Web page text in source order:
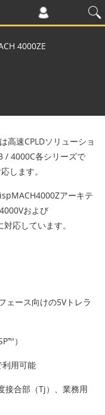
4000ZE
高速CPLDソリューショ
/ 4000C各シリーズで
します。
アーキテ
および
応しています。
ェース向けの5Vトレラ
）
利用可能
接合部（Tj）、業務用